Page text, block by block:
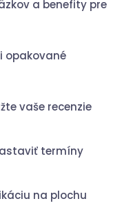
a benefity pre
opakované
vaše recenzie
termíny
na plochu